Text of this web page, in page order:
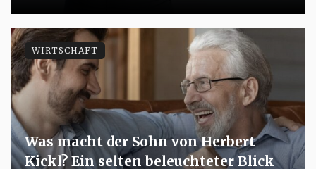
Was macht der Sohn von Herbert
Kickl? Ein selten beleuchteter Blick
WIRTSCHAFT